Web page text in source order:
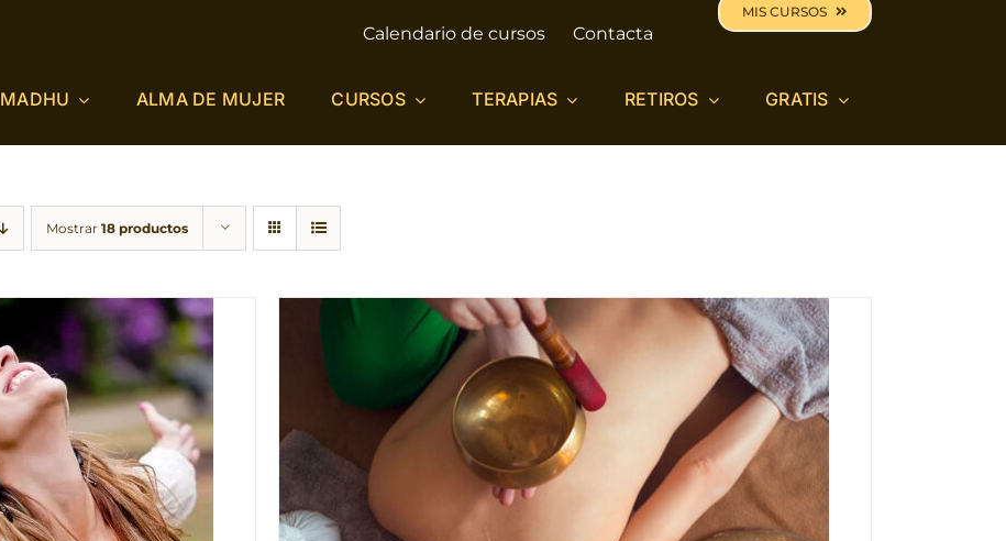
Calendario de cursos Contacta
MIS CURSOS
MADHU ALMA DE MUJER CURSOS TERAPIAS RETIROS GRATIS
Mostrar 18 productos